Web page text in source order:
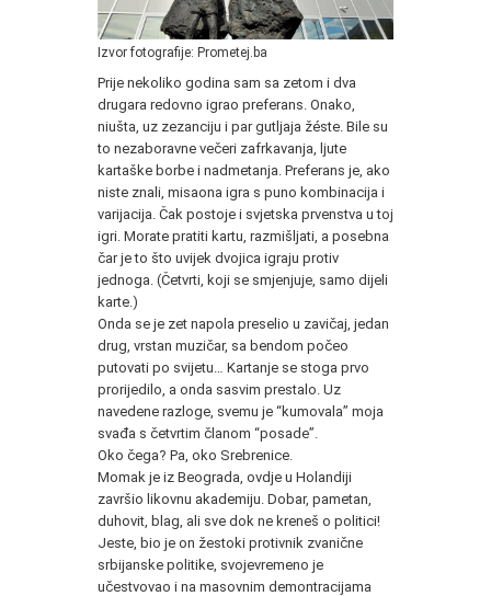
Izvor fotografije: Prometej.ba
Prije nekoliko godina sam sa zetom i dva
drugara redovno igrao preferans. Onako,
niušta, uz zezanciju i par gutljaja žéste. Bile su
to nezaboravne večeri zafrkavanja, ljute
kartaške borbe i nadmetanja. Preferans je, ako
niste znali, misaona igra s puno kombinacija i
varijacija. Čak postoje i svjetska prvenstva u toj
igri. Morate pratiti kartu, razmišljati, a posebna
čar je to što uvijek dvojica igraju protiv
jednoga. (Četvrti, koji se smjenjuje, samo dijeli
karte.)
Onda se je zet napola preselio u zavičaj, jedan
drug, vrstan muzičar, sa bendom počeo
putovati po svijetu… Kartanje se stoga prvo
prorijedilo, a onda sasvim prestalo. Uz
navedene razloge, svemu je “kumovala” moja
svađa s četvrtim članom “posade”.
Oko čega? Pa, oko Srebrenice.
Momak je iz Beograda, ovdje u Holandiji
završio likovnu akademiju. Dobar, pametan,
duhovit, blag, ali sve dok ne kreneš o politici!
Jeste, bio je on žestoki protivnik zvanične
srbijanske politike, svojevremeno je
učestvovao i na masovnim demontracijama